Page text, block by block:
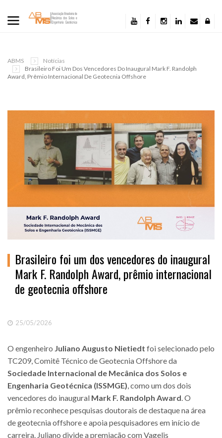
ABMS
Notícias
Brasileiro Foi Um Dos Vencedores Do Inaugural Mark F. Randolph
Award, Prêmio Internacional De Geotecnia Offshore
Brasileiro foi um dos vencedores do inaugural
Mark F. Randolph Award, prêmio internacional
de geotecnia offshore
25/05/2026
O engenheiro Juliano Augusto Nietiedt foi selecionado pelo
TC209, Comitê Técnico de Geotecnia Offshore da
Sociedade Internacional de Mecânica dos Solos e
Engenharia Geotécnica (ISSMGE) , como um dos dois
vencedores do inaugural Mark F. Randolph Award . O
prêmio reconhece pesquisas doutorais de destaque na área
de geotecnia offshore e apoia pesquisadores em início de
carreira. Juliano divide a premiação com Vagelis